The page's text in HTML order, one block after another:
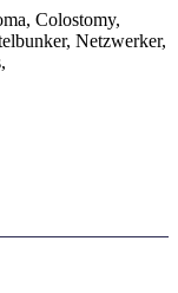
Colostomy,
Netzwerker,